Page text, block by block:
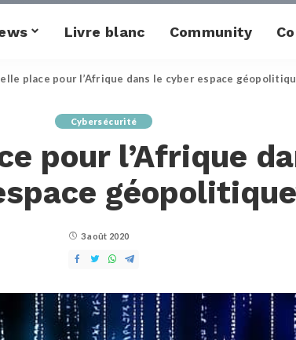
Livre blanc Community
place pour l’Afrique dans le cyber espace
Cybersécurité
pour l’Afrique
3 août 2020